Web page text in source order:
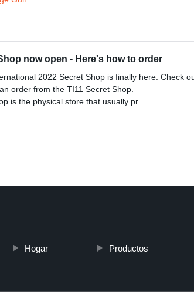
now open - Here's how to order
2022 Secret Shop is finally here. Check
order from the TI11 Secret Shop.
is the physical store that usually pr
Hogar Productos